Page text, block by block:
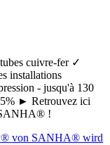
cuivre-fer ✓
installations
- jusqu'à 130
► Retrouvez ici
SANHA® !